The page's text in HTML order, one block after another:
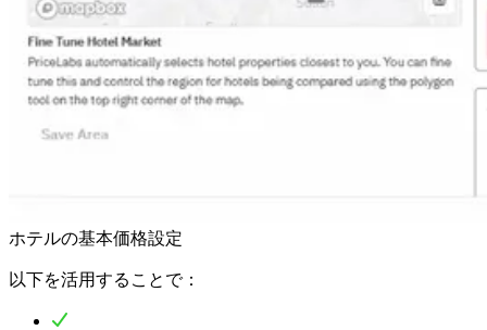
ホテルの基本価格設定
以下を活用することで：